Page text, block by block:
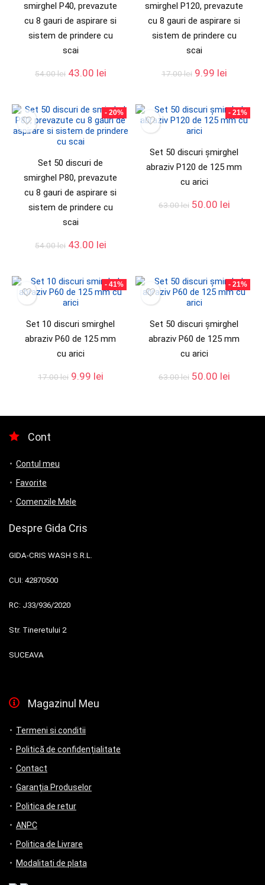
smirghel P40, prevazute
cu 8 gauri de aspirare si
sistem de prindere cu
scai
54.00lei 43.00 lei
smirghel P120, prevazute
cu 8 gauri de aspirare si
sistem de prindere cu
scai
17.00lei 9.99 lei
- 20%
Set 50 discuri de
smirghel P80, prevazute
cu 8 gauri de aspirare si
sistem de prindere cu
scai
54.00lei 43.00 lei
- 21%
Set 50 discuri șmirghel
abraziv P120 de 125 mm
cu arici
63.00lei 50.00 lei
- 41%
Set 10 discuri smirghel
abraziv P60 de 125 mm
cu arici
17.00lei 9.99 lei
- 21%
Set 50 discuri șmirghel
abraziv P60 de 125 mm
cu arici
63.00lei 50.00 lei
Cont
Contul meu
Favorite
Comenzile Mele
Despre Gida Cris
GIDA-CRIS WASH S.R.L.
CUI: 42870500
RC: J33/936/2020
Str. Tineretului 2
SUCEAVA
Magazinul Meu
Termeni si conditii
Politică de confidențialitate
Contact
Garanția Produselor
Politica de retur
ANPC
Politica de Livrare
Modalitati de plata